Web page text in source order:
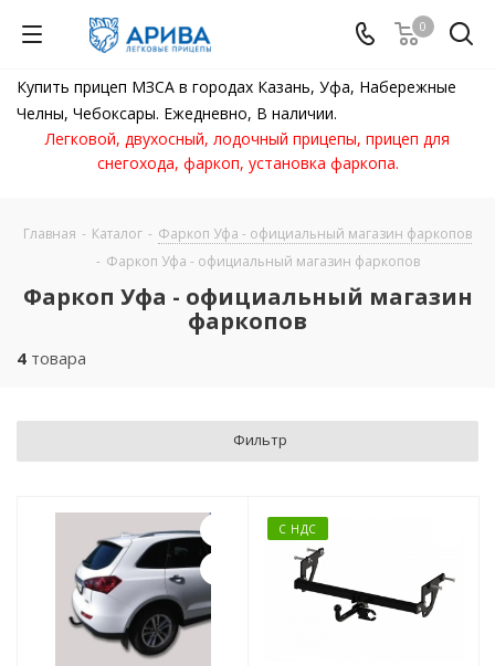
0
Купить прицеп МЗСА в городах Казань, Уфа, Набережные
Челны, Чебоксары. Ежедневно, В наличии.
Легковой, двухосный, лодочный прицепы, прицеп для
снегохода, фаркоп, установка фаркопа.
Главная - Каталог - Фаркоп Уфа - официальный магазин фаркопов
- Фаркоп Уфа - официальный магазин фаркопов
Фаркоп Уфа - официальный магазин
фаркопов
4 товара
Фильтр
С НДС